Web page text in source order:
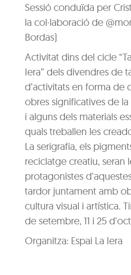
Sessió conduïda per
la col·laboració de
Bordas)
Activitat dins del cicle
Iera” dels divendres de
d’activitats en forma de
obres significatives de la
i alguns dels materials
quals treballen les
La serigrafia, els
reciclatge creatiu, seran
protagonistes
tardor juntament amb
cultura visual i artística.
de setembre, 11 i 25
Organitza: Espai La Iera